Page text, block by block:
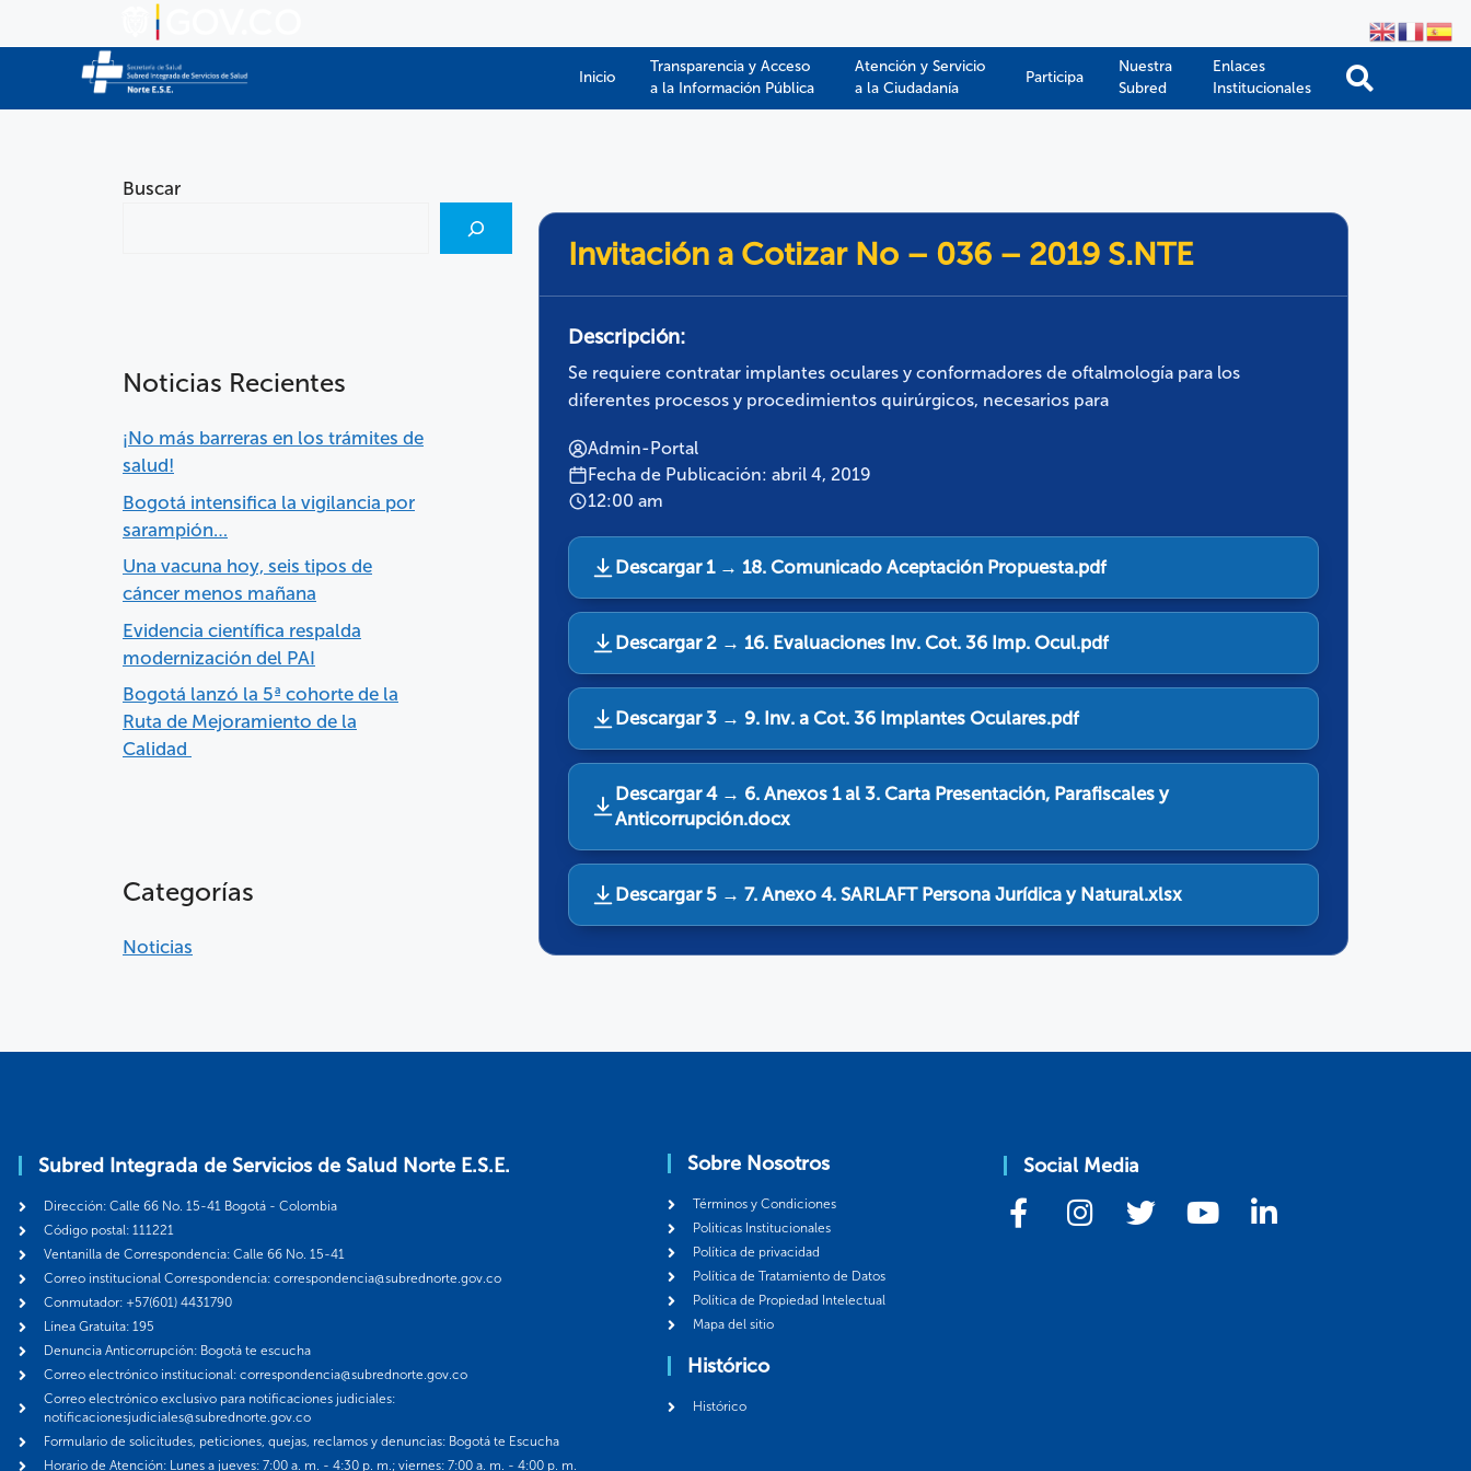
Inicio
Transparencia y Acceso
a la Información Pública​​
Atención y Servicio
a la Ciudadanía
Participa
Nuestra
Subred
Enlaces
Institucionales
Invitación a Cotizar No – 036 – 2019 S.NTE
Descripción:
Se requiere contratar implantes oculares y conformadores de oftalmología para los
diferentes procesos y procedimientos quirúrgicos, necesarios para
Admin-Portal
Fecha de Publicación: abril 4, 2019
12:00 am
Descargar 1 → 18. Comunicado Aceptación Propuesta.pdf
Descargar 2 → 16. Evaluaciones Inv. Cot. 36 Imp. Ocul.pdf
Descargar 3 → 9. Inv. a Cot. 36 Implantes Oculares.pdf
Descargar 4 → 6. Anexos 1 al 3. Carta Presentación, Parafiscales y
Anticorrupción.docx
Descargar 5 → 7. Anexo 4. SARLAFT Persona Jurídica y Natural.xlsx
Buscar
Noticias Recientes
¡No más barreras en los trámites de
salud!
Bogotá intensifica la vigilancia por
sarampión…
Una vacuna hoy, seis tipos de
cáncer menos mañana
Evidencia científica respalda
modernización del PAI
Bogotá lanzó la 5ª cohorte de la
Ruta de Mejoramiento de la
Calidad
Categorías
Noticias
Subred Integrada de Servicios de Salud Norte E.S.E.
Dirección: Calle 66 No. 15-41 Bogotá - Colombia
Código postal: 111221
Ventanilla de Correspondencia: Calle 66 No. 15-41
Correo institucional Correspondencia: correspondencia@subrednorte.gov.co
Conmutador: +57(601) 4431790
Línea Gratuita: 195
Denuncia Anticorrupción: Bogotá te escucha
Correo electrónico institucional: correspondencia@subrednorte.gov.co
Correo electrónico exclusivo para notificaciones judiciales:
notificacionesjudiciales@subrednorte.gov.co
Formulario de solicitudes, peticiones, quejas, reclamos y denuncias: Bogotá te Escucha
Horario de Atención: Lunes a jueves: 7:00 a. m. - 4:30 p. m.; viernes: 7:00 a. m. - 4:00 p. m.
Sobre Nosotros
Términos y Condiciones
Politicas Institucionales
Política de privacidad
Política de Tratamiento de Datos
Política de Propiedad Intelectual
Mapa del sitio
Histórico
Histórico
Social Media